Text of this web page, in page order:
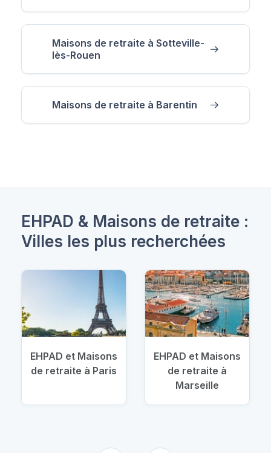
Maisons de retraite à Sotteville-
lès-Rouen
Maisons de retraite à Barentin
EHPAD & Maisons de retraite :
Villes les plus recherchées
EHPAD et Maisons
de retraite à Paris
EHPAD et Maisons
de retraite à
Marseille